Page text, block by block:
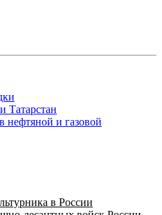
Татарстан
нефтяной и газовой
в России